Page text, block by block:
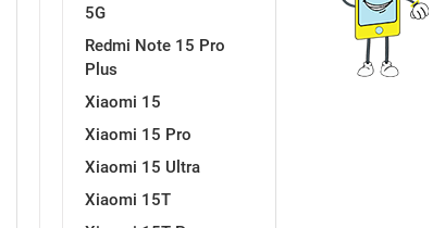
5G
Redmi Note 15 Pro
Plus
Xiaomi 15
Xiaomi 15 Pro
Xiaomi 15 Ultra
Xiaomi 15T
Sleng
maskice